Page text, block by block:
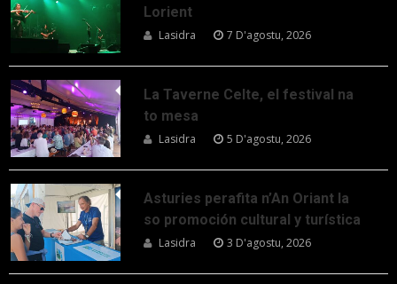
Lorient
Lasidra 7 D'agostu, 2026
La Taverne Celte, el festival na
to mesa
Lasidra 5 D'agostu, 2026
Asturies perafita n’An Oriant la
so promoción cultural y turística
Lasidra 3 D'agostu, 2026